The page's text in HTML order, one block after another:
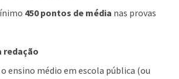
450 pontos de média nas provas
redação
ensino médio em escola pública (ou